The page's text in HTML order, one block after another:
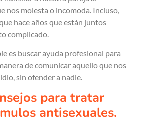
nos molesta o incomoda. Incluso,
hace años que están juntos
complicado.
es buscar ayuda profesional para
de comunicar aquello que nos
sin ofender a nadie.
para tratar
antisexuales.